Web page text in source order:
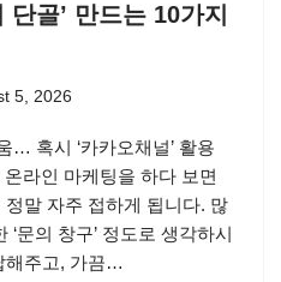
골’ 만드는 10가지
5, 2026
… 혹시 ‘카카오채널’ 활용
라인 마케팅을 하다 보면
정말 자주 접하게 됩니다. 많
문의 창구’ 정도로 생각하시
해주고, 가끔…